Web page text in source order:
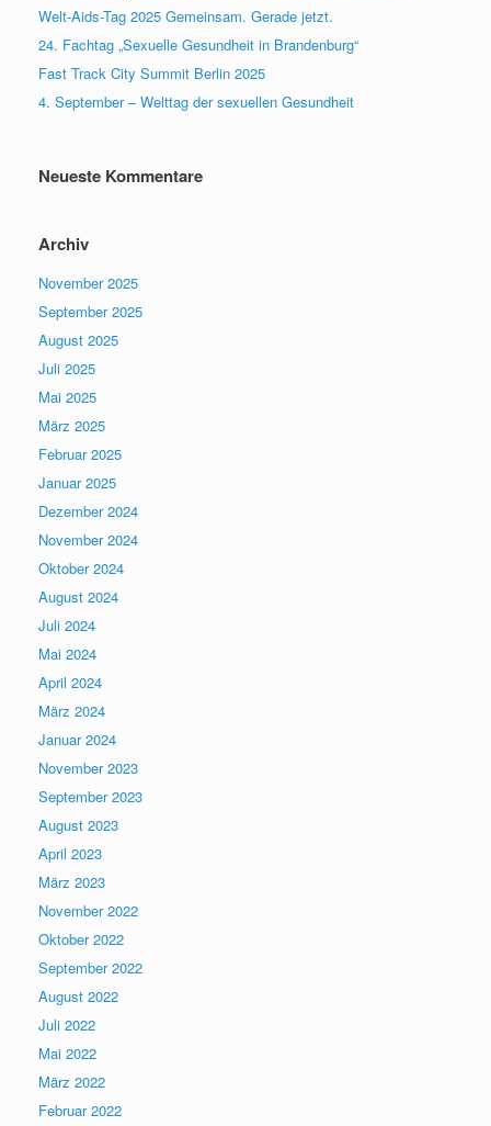
Welt-Aids-Tag 2025 Gemeinsam. Gerade jetzt.
24. Fachtag „Sexuelle Gesundheit in Brandenburg“
Fast Track City Summit Berlin 2025
4. September – Welttag der sexuellen Gesundheit
Neueste Kommentare
Archiv
November 2025
September 2025
August 2025
Juli 2025
Mai 2025
März 2025
Februar 2025
Januar 2025
Dezember 2024
November 2024
Oktober 2024
August 2024
Juli 2024
Mai 2024
April 2024
März 2024
Januar 2024
November 2023
September 2023
August 2023
April 2023
März 2023
November 2022
Oktober 2022
September 2022
August 2022
Juli 2022
Mai 2022
März 2022
Februar 2022